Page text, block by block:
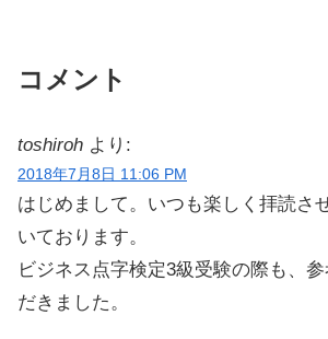
コメント
toshiroh より:
2018年7月8日 11:06 PM
はじめまして。いつも楽しく拝読さ
いております。
ビジネス点字検定3級受験の際も、
だきました。